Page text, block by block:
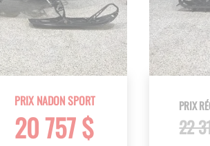
PRIX NADON SPORT
20 757 $
PRIX
22